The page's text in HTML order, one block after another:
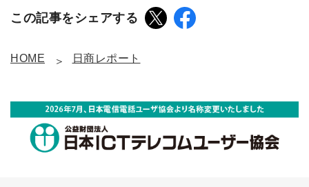
この記事をシェアする
HOME 日商レポート